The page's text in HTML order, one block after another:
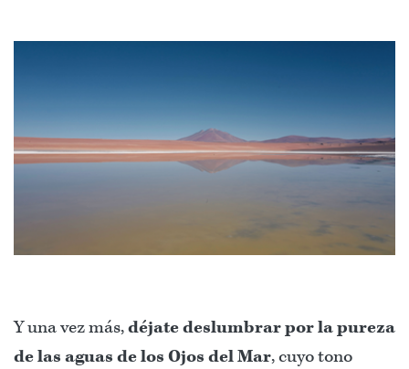
Y una vez más,déjate deslumbrar por la pureza
de las aguas de los Ojos del Mar, cuyo tono